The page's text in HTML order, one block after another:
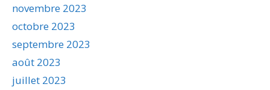
novembre 2023
octobre 2023
septembre 2023
août 2023
juillet 2023